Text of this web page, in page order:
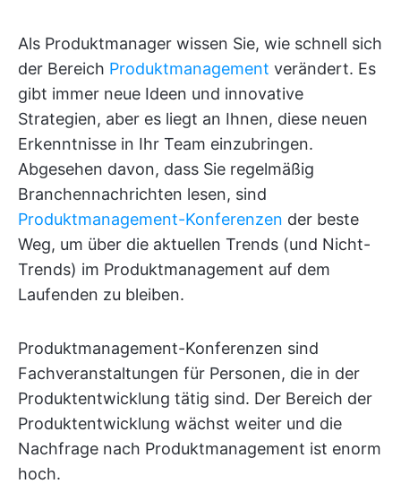
Als Produktmanager wissen Sie, wie schnell sich
der Bereich Produktmanagement verändert. Es
gibt immer neue Ideen und innovative
Strategien, aber es liegt an Ihnen, diese neuen
Erkenntnisse in Ihr Team einzubringen.
Abgesehen davon, dass Sie regelmäßig
Branchennachrichten lesen, sind
Produktmanagement-Konferenzen der beste
Weg, um über die aktuellen Trends (und Nicht-
Trends) im Produktmanagement auf dem
Laufenden zu bleiben.
Produktmanagement-Konferenzen sind
Fachveranstaltungen für Personen, die in der
Produktentwicklung tätig sind. Der Bereich der
Produktentwicklung wächst weiter und die
Nachfrage nach Produktmanagement ist enorm
hoch.